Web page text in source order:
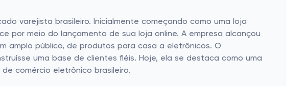
varejista brasileiro. Inicialmente começando como uma loja
por meio do lançamento de sua loja online. A empresa alcançou
amplo público, de produtos para casa a eletrônicos. O
uma base de clientes fiéis. Hoje, ela se destaca como uma
comércio eletrônico brasileiro.